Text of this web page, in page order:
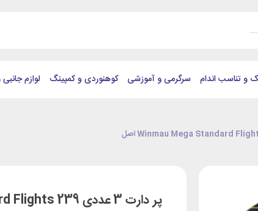
و تناسب اندام سرگرمی و آموزشی کوهنوردی و کمپینگ لوازم
پر دارت 3 عددی Winmau Mega Standard Flights 239 اصل